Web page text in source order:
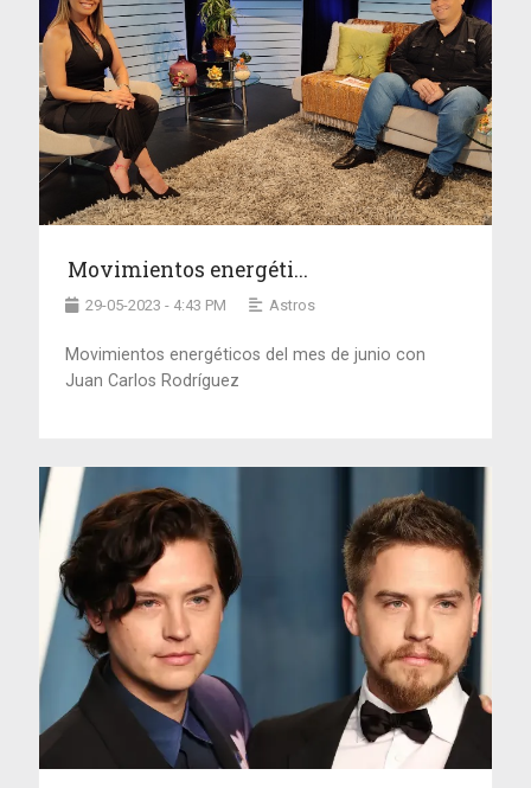
Movimientos energéti...
29-05-2023 - 4:43 PM Astros
Movimientos energéticos del mes de junio con
Juan Carlos Rodríguez